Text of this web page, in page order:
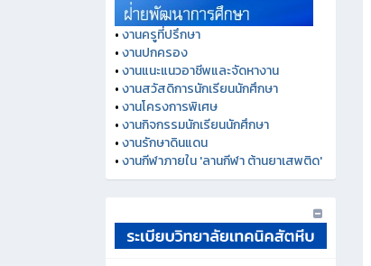
•งานครูที่ปรึกษา
•งานปกครอง
•งานแนะแนวอาชีพและจัดหางาน
•งานสวัสดิการนักเรียนนักศึกษา
•งานโครงการพิเศษ
•งานกิจกรรมนักเรียนนักศึกษา
•งานรักษาดินแดน
•งานกีฬาภายใน 'ลานกีฬา ต้านยาเสพติด'